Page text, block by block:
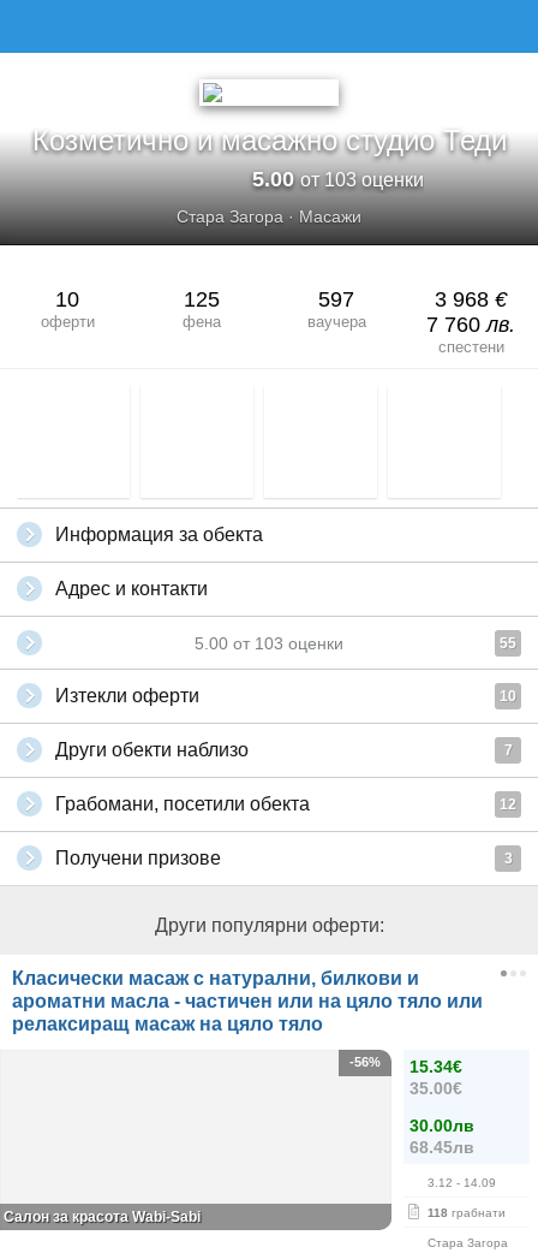
Козметично и масажно студио Теди
5.00от 103 оценки
Стара Загора · Масажи
10
оферти
125
фена
597
ваучера
3 968 €
7 760лв.
спестени
Информация за обекта
Адрес и контакти
5.00 от 103 оценки 55
Изтекли оферти 10
Други обекти наблизо 7
Грабомани, посетили обекта 12
Получени призове 3
Други популярни оферти:
Класически масаж с натурални, билкови и
ароматни масла - частичен или на цяло тяло или
релаксиращ масаж на цяло тяло
15.34€
35.00€
30.00лв
68.45лв
3.12 - 14.09
118 грабнати
Стара Загора
-56%
Салон за красота Wabi-Sabi